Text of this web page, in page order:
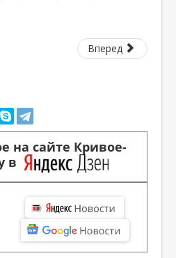
Вперед
на сайте Кривое-
в